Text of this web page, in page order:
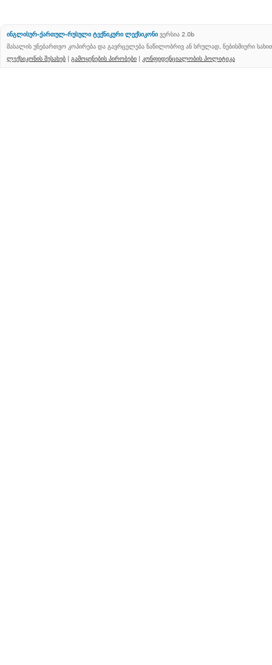
ინგლისურ-ქართულ-რუსული ტექნიკური ლექსიკონი ვერსია 2.0b
მასალის უნებართვო კოპირება და გავრცელება ნაწილობრივ ან სრულად, ნებისმიერი
ლექსიკონის შესახებ | გამოყენების პირობები | კონფიდენციალობის პოლიტიკა